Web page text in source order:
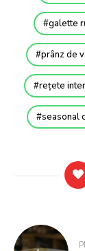
galette
prânz de
rețete
seasonal